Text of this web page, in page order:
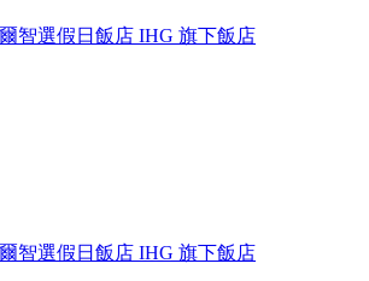
智選假日飯店 IHG 旗下飯店
智選假日飯店 IHG 旗下飯店